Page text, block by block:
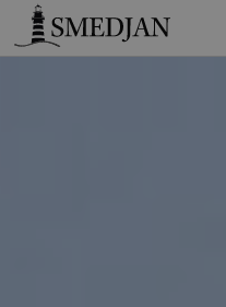
Timbro